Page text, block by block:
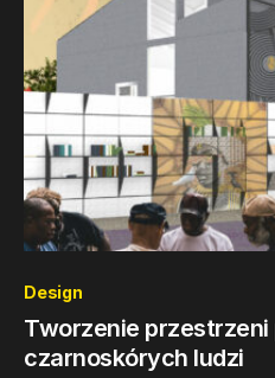
Design
Tworzenie przestrzeni
czarnoskórych ludzi